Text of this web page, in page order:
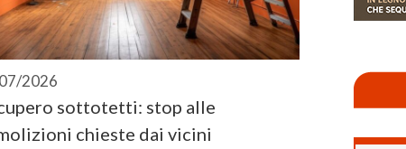
2026
sottotetti: stop alle
chieste dai vicini